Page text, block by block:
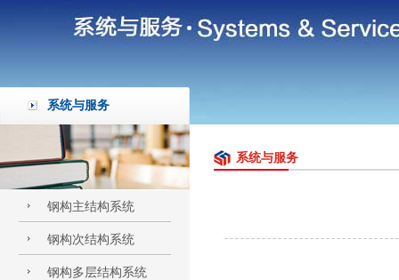
系统与服务
钢构主结构系统
钢构次结构系统
钢构多层结构系统
系统与服务